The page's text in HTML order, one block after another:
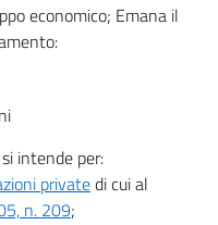
economico; Emana il
intende per:
privatedi cui al
n. 209;